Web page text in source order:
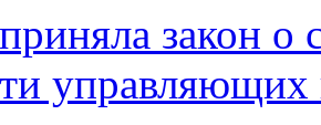
закон о